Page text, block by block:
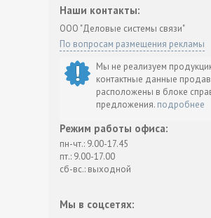
Наши контакты:
ООО "Деловые системы связи"
По вопросам размещения рекламы
Мы не реализуем
контактные данные
расположены в блоке
предложения. подробнее
Режим работы офиса:
пн-чт.: 9.00-17.45
пт.: 9.00-17.00
сб-вс.: выходной
Мы в соцсетях: